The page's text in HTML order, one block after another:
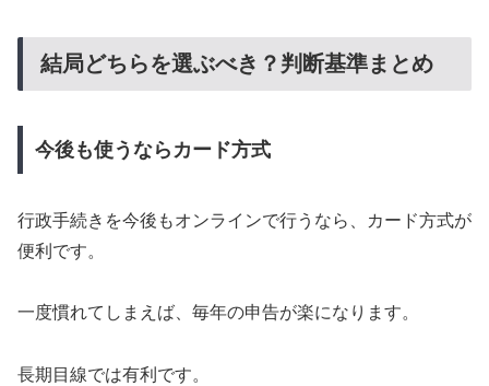
結局どちらを選ぶべき？判断基準まとめ
今後も使うならカード方式
行政手続きを今後もオンラインで行うなら、カード方式が
便利です。
一度慣れてしまえば、毎年の申告が楽になります。
長期目線では有利です。